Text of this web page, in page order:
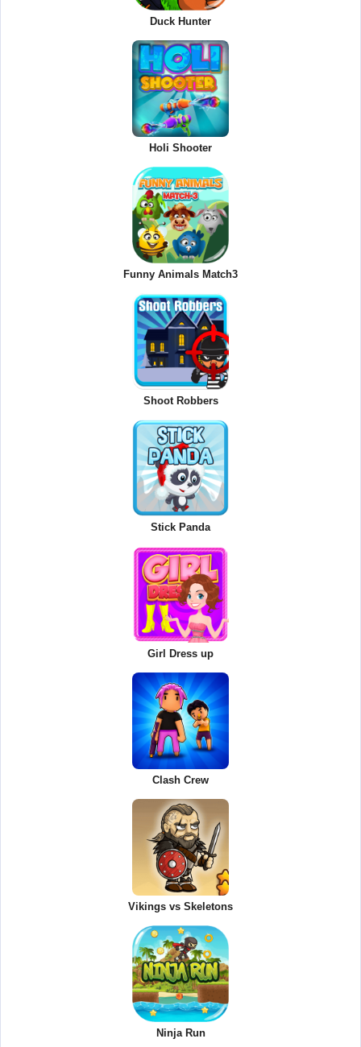
Duck Hunter
Holi Shooter
Funny Animals Match3
Shoot Robbers
Stick Panda
Girl Dress up
Clash Crew
Vikings vs Skeletons
Ninja Run